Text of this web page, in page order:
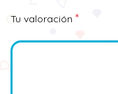
Tu valoración *